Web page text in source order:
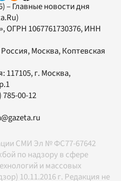
– Главные новости дня
, ОГРН 1067761730376, ИНН
Москва, Коптевская
117105, г. Москва,
785-00-12
СМИ Эл № ФС77-67642
по надзору в сфере
и массовых
10.11.2016 г. Редакция не